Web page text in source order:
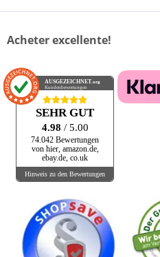
Acheter excellente!
AUSGEZEICHNET.org
Kundenbewertungen
SEHR GUT
4.98 / 5.00
74.042 Bewertungen
von hier, amazon.de,
ebay.de, co.uk
Hinweis zu den Bewertungen